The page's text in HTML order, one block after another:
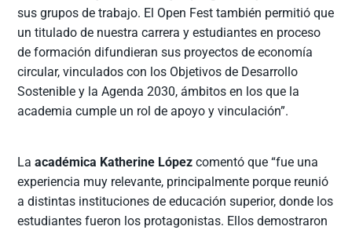
sus grupos de trabajo. El Open Fest también permitió que
un titulado de nuestra carrera y estudiantes en proceso
de formación difundieran sus proyectos de economía
circular, vinculados con los Objetivos de Desarrollo
Sostenible y la Agenda 2030, ámbitos en los que la
academia cumple un rol de apoyo y vinculación”.
Laacadémica Katherine López comentó que “fue una
experiencia muy relevante, principalmente porque reunió
a distintas instituciones de educación superior, donde los
estudiantes fueron los protagonistas. Ellos demostraron